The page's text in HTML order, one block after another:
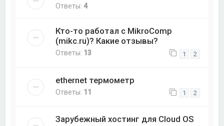
Ответы:4
Кто-то работал с MikroComp
(mikc.ru)? Какие отзывы?
Ответы: 13 1 2
ethernet термометр
Ответы: 11 1 2
Зарубежный хостинг для Cloud OS